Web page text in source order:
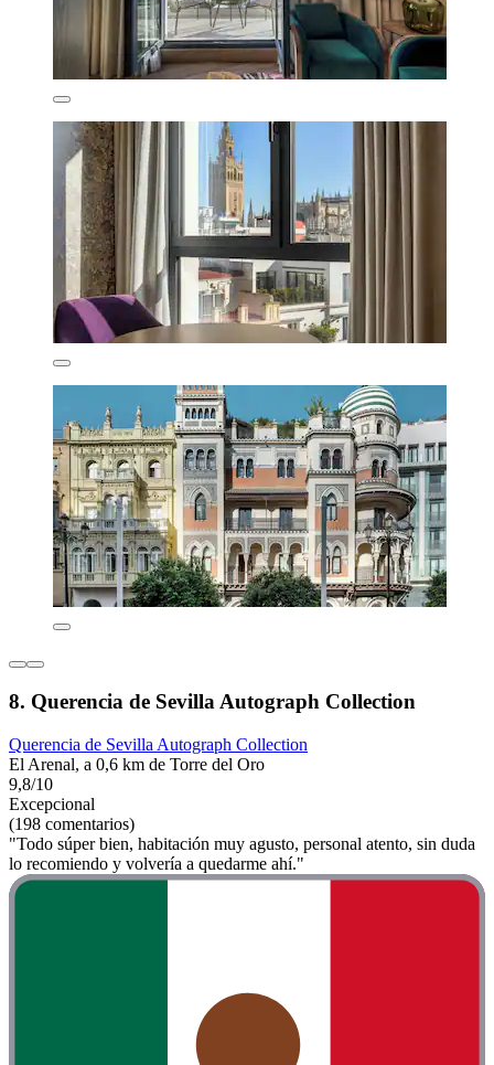
8. Querencia de Sevilla Autograph Collection
Querencia de Sevilla Autograph Collection
El Arenal, a 0,6 km de Torre del Oro
9,8/10
Excepcional
(198 comentarios)
"Todo súper bien, habitación muy agusto, personal atento, sin duda
lo recomiendo y volvería a quedarme ahí."